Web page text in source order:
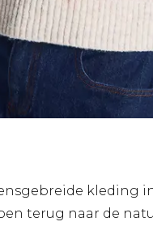
kleding
terug naar de